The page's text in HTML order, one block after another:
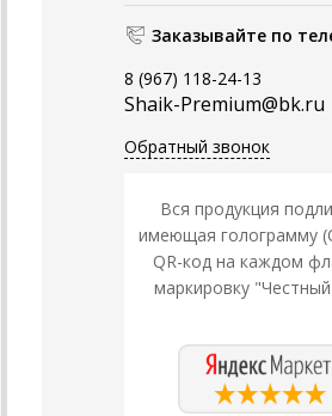
Заказывайте по
8 (967) 118-24-13
Shaik-Premium@bk.ru
Обратный звонок
Вся продукция
имеющая голограмму
QR-код на каждом
маркировку "Честный